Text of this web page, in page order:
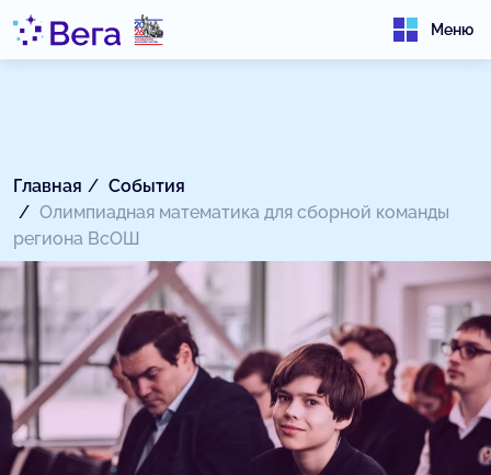
Меню
Главная
События
Олимпиадная математика для сборной команды
региона ВсОШ